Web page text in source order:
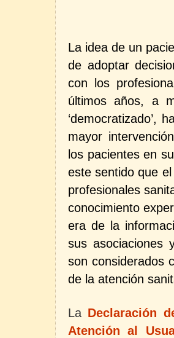
La idea de un
de adoptar
con los
últimos años, a
‘democratizado’,
mayor
los pacientes en
este sentido que
profesionales
conocimiento
era de la
sus asociaciones
son considerados
de la atención
La Declaración
Atención al